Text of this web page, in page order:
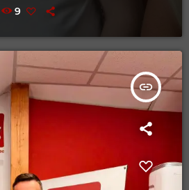
9
insert_link